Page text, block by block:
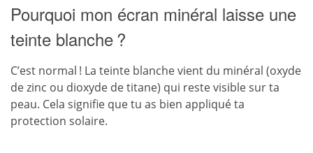
Pourquoi mon écran minéral laisse une
teinte blanche ?
C’est normal ! La teinte blanche vient du minéral (oxyde
de zinc ou dioxyde de titane) qui reste visible sur ta
peau. Cela signifie que tu as bien appliqué ta
protection solaire.